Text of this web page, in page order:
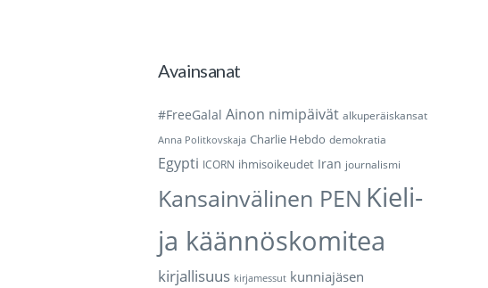
Avainsanat
#FreeGalal Ainon nimipäivät alkuperäiskansat
Anna Politkovskaja Charlie Hebdo demokratia
Egypti ICORN ihmisoikeudet Iran journalismi
Kansainvälinen PEN Kieli-
ja käännöskomitea
kirjallisuus kirjamessut kunniajäsen